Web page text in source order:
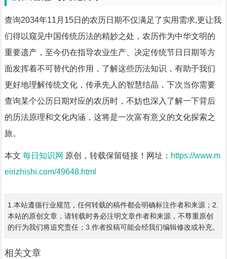
查询2034年11月15日的农历日期不仅满足了实用需求,更让我
们得以窥见中国传统历法的精妙之处，农历作为中华文明的
重要遗产，至今仍在指导农业生产、决定传统节日日期等方
面发挥着不可替代的作用，了解这些历法知识，有助于我们
更好地理解传统文化，传承先人的智慧结晶，下次当你需要
查询某个公历日期对应的农历时，不妨也深入了解一下背后
的历法原理和文化内涵，这将是一次富有意义的文化探索之
旅。
本文 每日知识网 原创，转载保留链接！网址： https://www.m
eirizhishi.com/49648.html
1.本站遵循行业规范，任何转载的稿件都会明确标注作者和来源；2.
本站的原创文章，请转载时务必注明文章作者和来源，不尊重原创
的行为我们将追究责任；3.作者投稿可能会经我们编辑修改或补充。
相关文章